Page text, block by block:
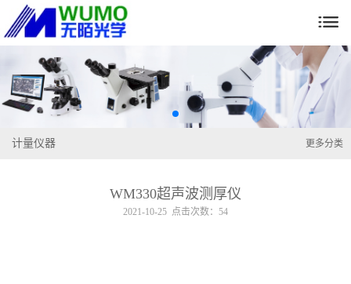

更多分类
计量仪器
WM330超声波测厚仪
2021-10-25 点击次数：54